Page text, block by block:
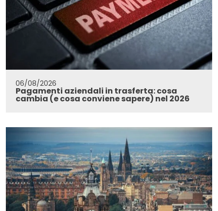
06/08/2026
Pagamenti aziendali in trasferta: cosa
cambia (e cosa conviene sapere) nel 2026